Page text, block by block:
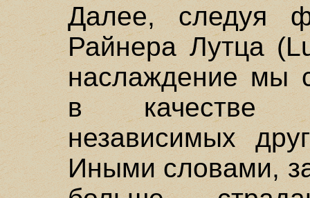
Далее, следуя
Райнера Лутца
наслаждение мы
в качестве
независимых
Иными словами,